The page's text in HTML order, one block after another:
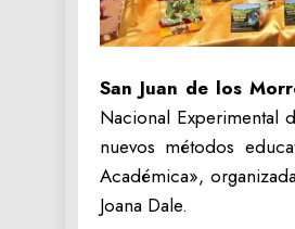
San Juan de los
Nacional Experimental
nuevos métodos
Académica»,
Joana Dale.